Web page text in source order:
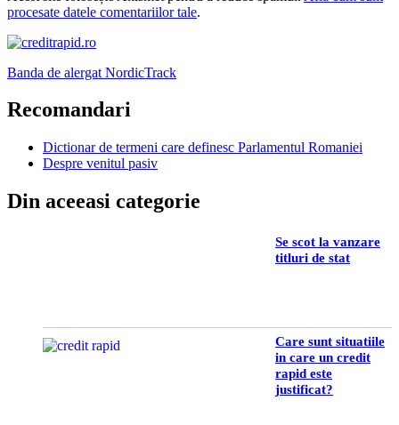
procesate datele comentariilor tale.
Banda de alergat NordicTrack
Recomandari
Dictionar de termeni care definesc Parlamentul Romaniei
Despre venitul pasiv
Din aceeasi categorie
Se scot la vanzare
titluri de stat
Care sunt situatiile
in care un credit
rapid este
justificat?